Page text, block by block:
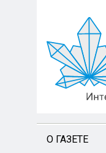
О ГАЗЕТЕ